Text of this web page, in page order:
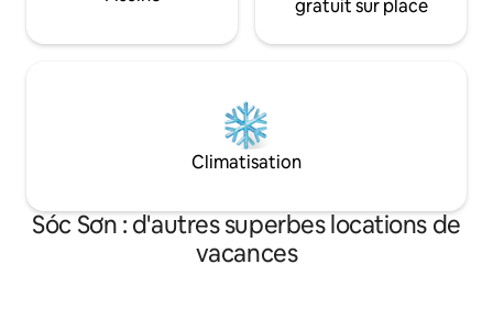
gratuit sur place
Climatisation
Sóc Sơn : d'autres superbes locations de
vacances